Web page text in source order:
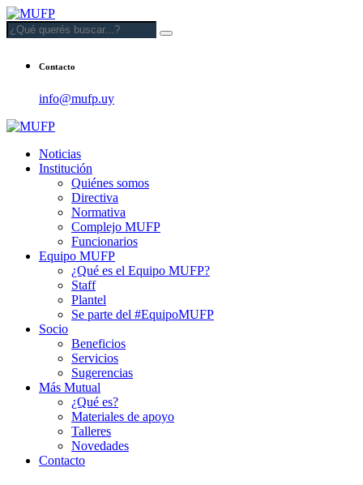
Contacto
info@mufp.uy
Noticias
Institución
Quiénes somos
Directiva
Normativa
Complejo MUFP
Funcionarios
Equipo MUFP
¿Qué es el Equipo MUFP?
Staff
Plantel
Se parte del #EquipoMUFP
Socio
Beneficios
Servicios
Sugerencias
Más Mutual
¿Qué es?
Materiales de apoyo
Talleres
Novedades
Contacto